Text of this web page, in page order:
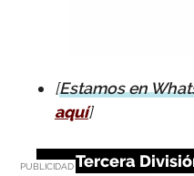
[Estamos en
aquí]
Tercera
PUBLICIDAD